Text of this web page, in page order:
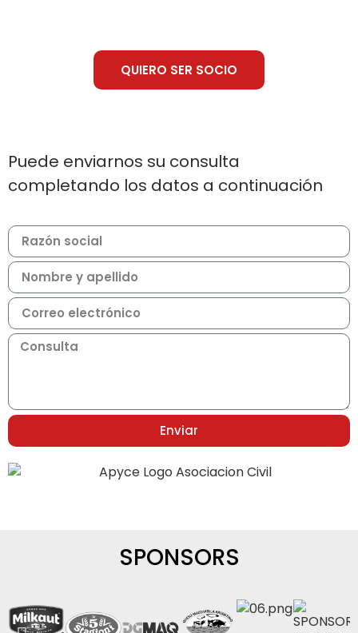
QUIERO SER SOCIO
Puede enviarnos su consulta
completando los datos a continuación
Enviar
SPONSORS